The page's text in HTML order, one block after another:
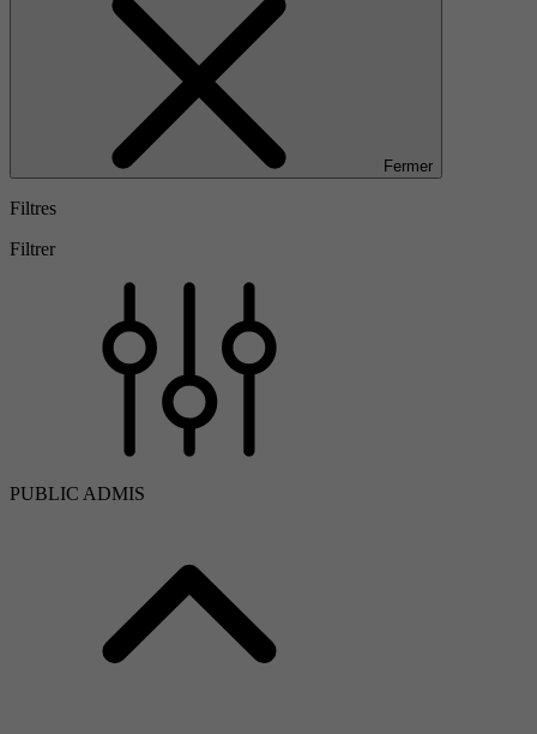
Fermer
Filtres
Filtrer
PUBLIC ADMIS